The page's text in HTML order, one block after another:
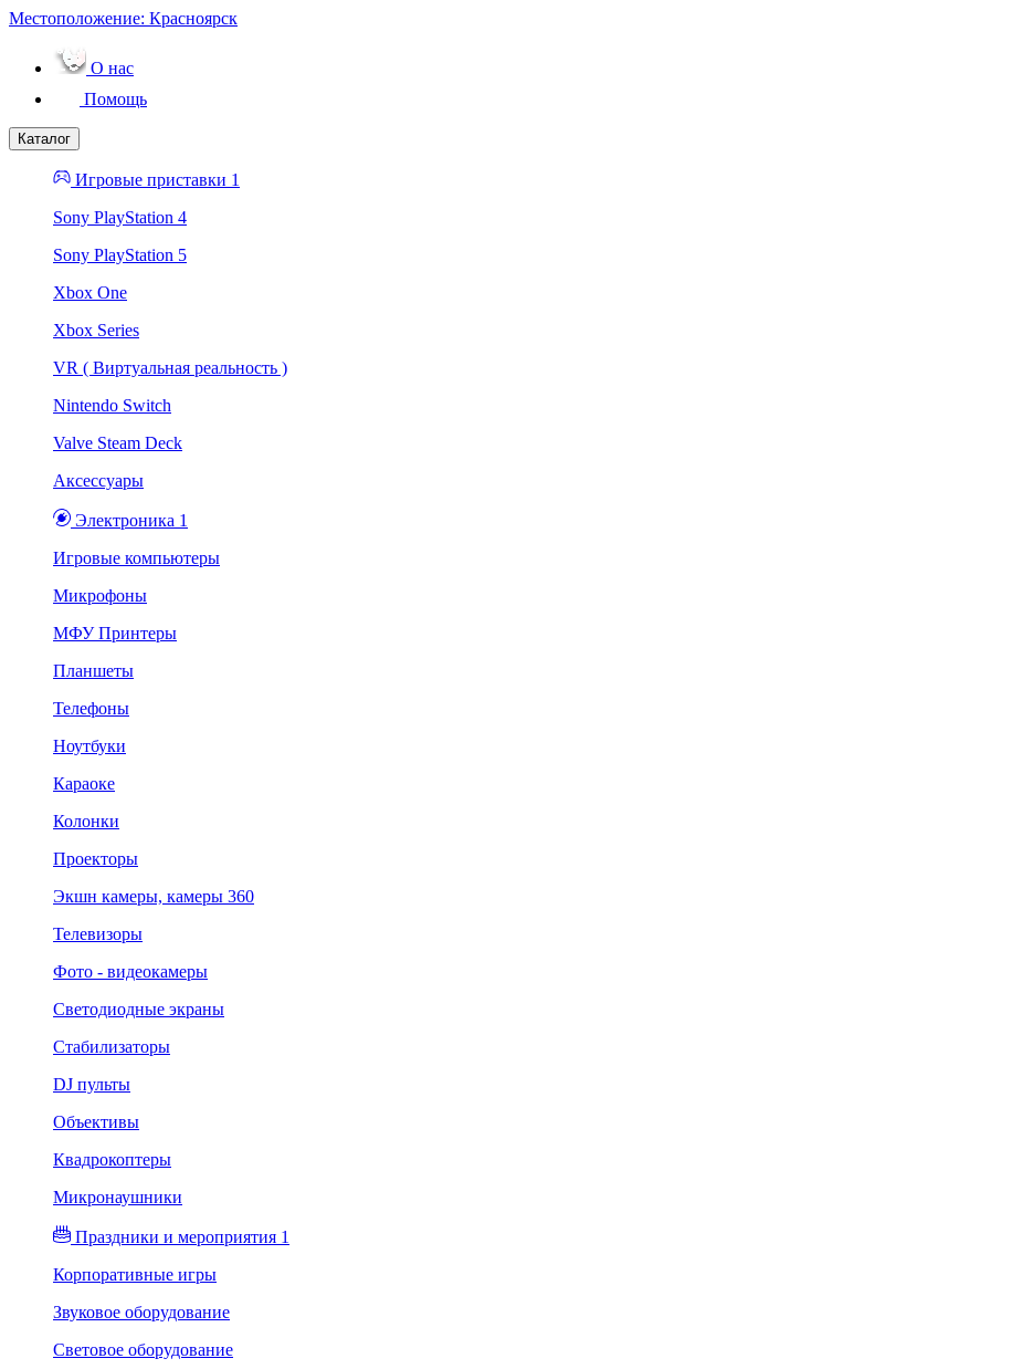
Местоположение: Красноярск
О нас
Помощь
Каталог
Игровые приставки 1
Sony PlayStation 4
Sony PlayStation 5
Xbox One
Xbox Series
VR ( Виртуальная реальность )
Nintendo Switch
Valve Steam Deck
Аксессуары
Электроника 1
Игровые компьютеры
Микрофоны
МФУ Принтеры
Планшеты
Телефоны
Ноутбуки
Караоке
Колонки
Проекторы
Экшн камеры, камеры 360
Телевизоры
Фото - видеокамеры
Светодиодные экраны
Стабилизаторы
DJ пульты
Объективы
Квадрокоптеры
Микронаушники
Праздники и мероприятия 1
Корпоративные игры
Звуковое оборудование
Световое оборудование